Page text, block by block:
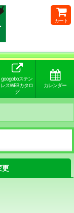
カート
googoboステン
レスWEBカタロ
グ
カレンダー
更